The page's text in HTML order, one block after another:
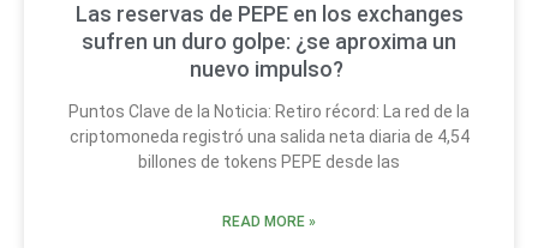
Las reservas de PEPE en los exchanges
sufren un duro golpe: ¿se aproxima un
nuevo impulso?
Puntos Clave de la Noticia: Retiro récord: La red de la
criptomoneda registró una salida neta diaria de 4,54
billones de tokens PEPE desde las
READ MORE »